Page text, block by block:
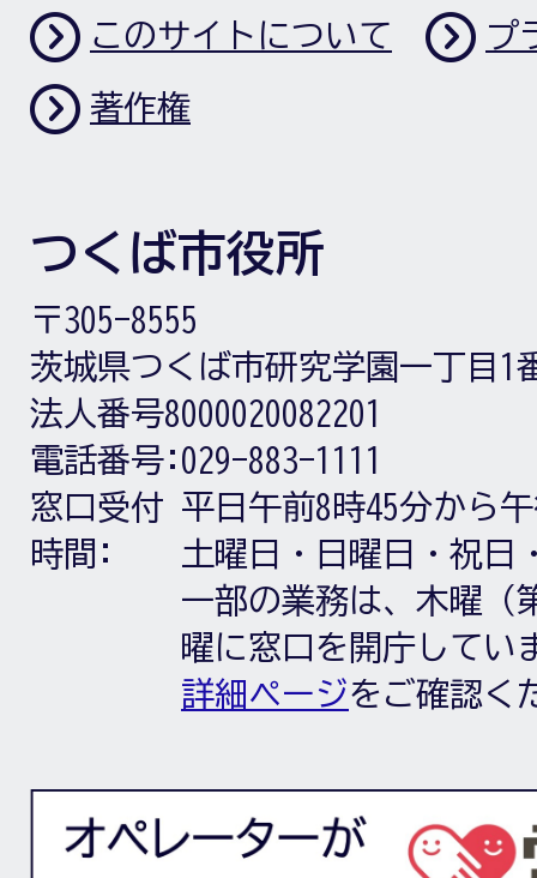
このサイトについて プ
著作権
つくば市役所
〒305-8555
茨城県つくば市研究学園一丁目1
法人番号8000020082201
電話番号: 029-883-1111
窓口受付
時間:
平日午前8時45分から
土曜日・日曜日・祝日
一部の業務は、木曜（
曜に窓口を開庁してい
詳細ページをご確認く